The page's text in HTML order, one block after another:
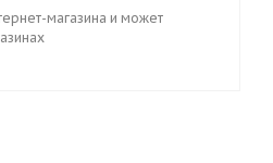
магазина и может